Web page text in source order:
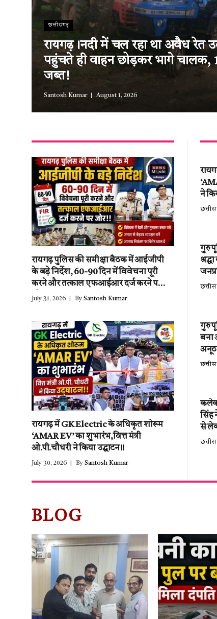
छत्तीसगढ़
रायगढ़।नदी में चल रहा था अवैध रेत
पहुंचते ही वाहन छोड़कर भागे चालक,
जब्त!
Santosh Kumar August 1, 2026
रायगढ़ पुलिस की समीक्षा बैठक में आईजीपी
के बड़े निर्देश, 60-90 दिन में विवेचना पूरी
करने और तत्काल एफआईआर दर्ज करने पर
जोर!!
July 31, 2026 By Santosh Kumar
रायगढ़ में GK Electric के अधिकृत शोरूम
‘AMAR EV’ का शुभारंभ,वित्त मंत्री
ओ.पी.चौधरी ने किया उद्घाटन!!
July 30, 2026 By Santosh Kumar
ने
गुरु
गुरु
बना
सिंह
से
BLOG